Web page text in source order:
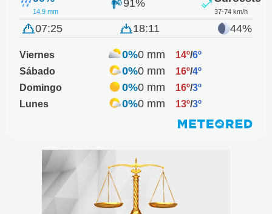
14.9 mm
91%
37-74 km/h
07:25 18:11 44%
Viernes 0%0 mm 14º/6º
Sábado
0%0 mm 16º/4º
Domingo
0%0 mm 16º/3º
Lunes
0%0 mm 13º/3º